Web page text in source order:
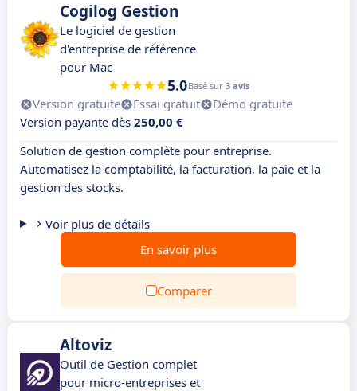
Cogilog Gestion
Le logiciel de gestion
d'entreprise de référence
pour Mac
5.0Basé sur 3 avis
Version gratuite Essai gratuit
Démo gratuite
Version payante dès 250,00 €
Solution de gestion complète pour entreprise.
Automatisez la comptabilité, la facturation, la paie et la
gestion des stocks.
Voir plus de détails
En savoir plus
Comparer
Altoviz
Outil de Gestion complet
pour micro-entreprises et